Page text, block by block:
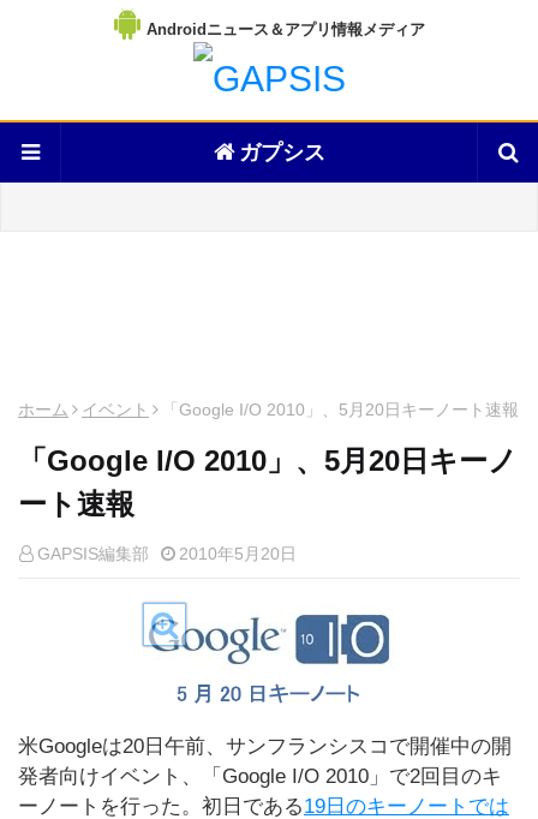
Androidニュース＆アプリ情報メディア
ガプシス
ホーム イベント 「Google I/O 2010」、5月20日キーノート速報
「Google I/O 2010」、5月20日キーノ
ート速報
GAPSIS編集部 2010年5月20日
米Googleは20日午前、サンフランシスコで開催中の開
発者向けイベント、「Google I/O 2010」で2回目のキ
ーノートを行った。初日である19日のキーノートでは